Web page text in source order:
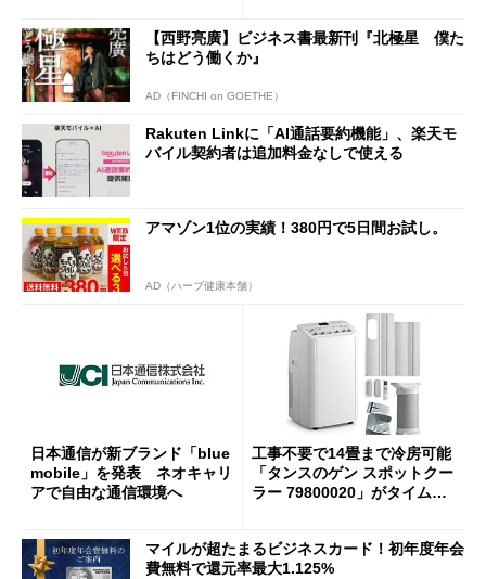
【西野亮廣】ビジネス書最新刊『北極星 僕た
ちはどう働くか』
AD（FINCHI on GOETHE）
Rakuten Linkに「AI通話要約機能」、楽天モ
バイル契約者は追加料金なしで使える
アマゾン1位の実績！380円で5日間お試し。
AD（ハーブ健康本舗）
日本通信が新ブランド「blue
mobile」を発表 ネオキャリ
アで自由な通信環境へ
工事不要で14畳まで冷房可能
「タンスのゲン スポットクー
ラー 79800020」がタイムセ
マイルが超たまるビジネスカード！初年度年会
費無料で還元率最大1.125%